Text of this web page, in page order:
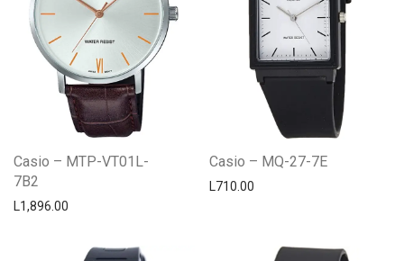
Casio – MTP-VT01L-
7B2
L1,896.00
Casio – MQ-27-7E
L710.00